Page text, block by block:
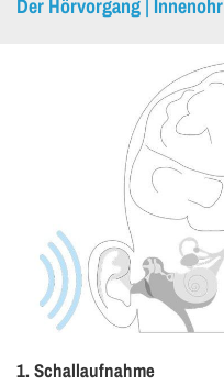
Der Hörvorgang | Innenohr
1. Schall­auf­nah­me